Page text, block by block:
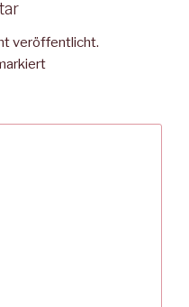
veröffentlicht.